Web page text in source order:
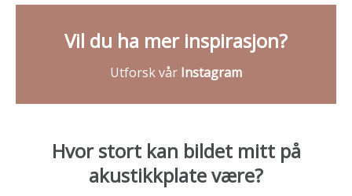
Hvor stort kan bildet mitt på
akustikkplate være?
Vil du ha mer inspirasjon?
Utforsk vår Instagram